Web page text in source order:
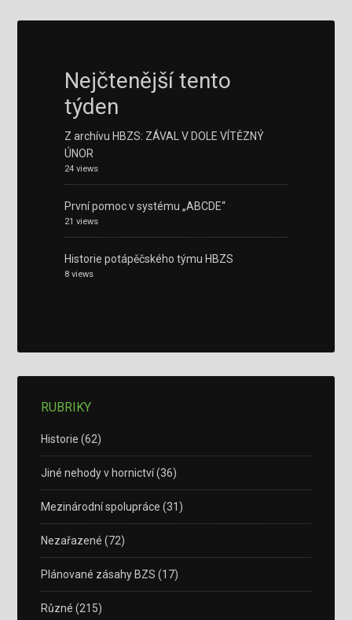
Nejčtenější tento
týden
Z archívu HBZS: ZÁVAL V DOLE VÍTĚZNÝ
ÚNOR
24 views
První pomoc v systému „ABCDE“
21 views
Historie potápěčského týmu HBZS
8 views
RUBRIKY
Historie (62)
Jiné nehody v hornictví(36)
Mezinárodní spolupráce (31)
Nezařazené (72)
Plánované zásahy BZS (17)
Různé (215)